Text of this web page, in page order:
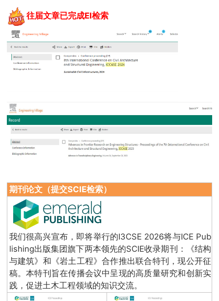
往届文章已完成EI检索
期刊论文（提交SCIE检索）
我们很高兴宣布，即将举行的I3CSE 2026将与ICE Pub
lishing出版集团旗下两本领先的SCIE收录期刊：《结构
与建筑》和《岩土工程》合作推出联合特刊，现公开征
稿。本特刊旨在传播会议中呈现的高质量研究和创新实
践，促进土木工程领域的知识交流。